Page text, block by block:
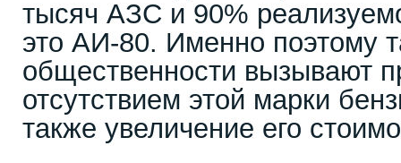
тысяч АЗС и 90%
это АИ-80. Именно поэтому
общественности вызывают
отсутствием этой марки
также увеличение его